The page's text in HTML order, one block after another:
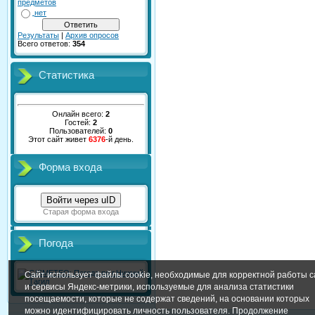
предметов
нет
Результаты | Архив опросов
Всего ответов: 354
Статистика
Онлайн всего: 2
Гостей: 2
Пользователей: 0
Этот сайт живет 6376-й день.
Форма входа
Войти через uID
Старая форма входа
Погода
Сайт использует файлы cookie, необходимые для корректной работы
и сервисы Яндекс-метрики, используемые для анализа статистики
посещаемости, которые не содержат сведений, на основании которых
можно идентифицировать личность пользователя. Продолжение